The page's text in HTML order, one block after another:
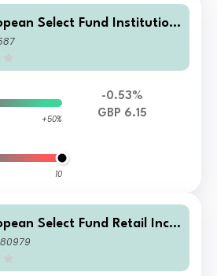
Select Fund Institution
GBP
+50%
10
-0.53%
GBP 6.15
Select Fund Retail Inco